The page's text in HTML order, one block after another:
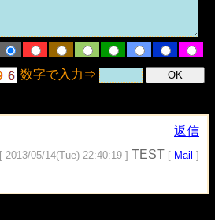
数字で入力⇒
返信
[ 2013/05/14(Tue) 22:40:19 ] TEST [ Mail ]